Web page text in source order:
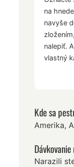
na
navyše
nalepiť.
vlastný
Kde sa
Amerika,
Narazili